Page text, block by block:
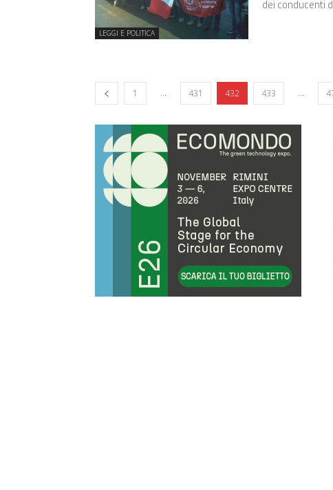
LEGGI E POLITICA
dei conducenti
1 ... 431 432 433 ...